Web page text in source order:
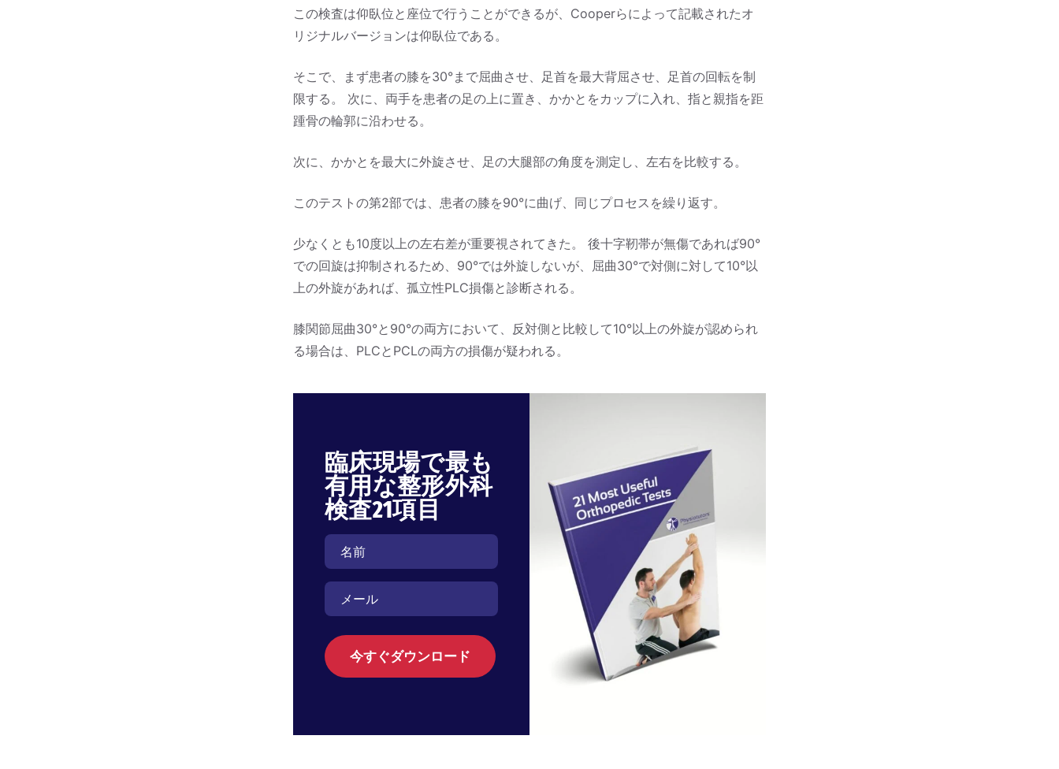
この検査は仰臥位と座位で行うことができるが、Cooperらによって記載されたオ
リジナルバージョンは仰臥位である。
そこで、まず患者の膝を30°まで屈曲させ、足首を最大背屈させ、足首の回転を制
限する。 次に、両手を患者の足の上に置き、かかとをカップに入れ、指と親指を距
踵骨の輪郭に沿わせる。
次に、かかとを最大に外旋させ、足の大腿部の角度を測定し、左右を比較する。
このテストの第2部では、患者の膝を90°に曲げ、同じプロセスを繰り返す。
少なくとも10度以上の左右差が重要視されてきた。 後十字靭帯が無傷であれば90°
での回旋は抑制されるため、90°では外旋しないが、屈曲30°で対側に対して10°以
上の外旋があれば、孤立性PLC損傷と診断される。
膝関節屈曲30°と90°の両方において、反対側と比較して10°以上の外旋が認められ
る場合は、PLCとPCLの両方の損傷が疑われる。
臨床現場で最も
有用な整形外科
検査21項目
今すぐダウンロード